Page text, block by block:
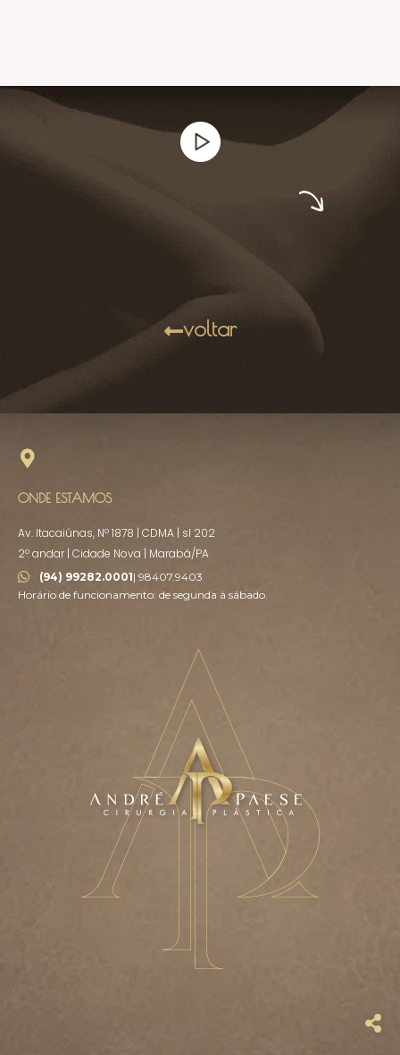
voltar
ONDE ESTAMOS
Av. Itacaiúnas, Nº 1878 | CDMA | sl 202
2º andar | Cidade Nova | Marabá/PA
(94) 99282.0001| 98407.9403
Horário de funcionamento: de segunda à sábado.